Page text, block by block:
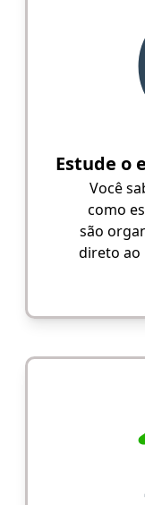
Estude o
Você
como
são
direto ao